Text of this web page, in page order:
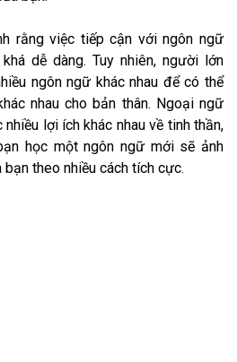
rằng việc tiếp cận với ngôn ngữ
dễ dàng. Tuy nhiên, người lớn
ngôn ngữ khác nhau để có thể
nhau cho bản thân. Ngoại ngữ
lợi ích khác nhau về tinh thần,
học một ngôn ngữ mới sẽ ảnh
theo nhiều cách tích cực.